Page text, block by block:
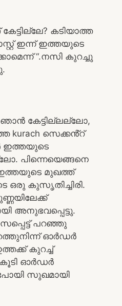
കടിയാത്ത
ഇന്ന് ഇത്തയുടെ
“.നസി കുറച്ചു
കേട്ടില്ലല്ലോ,
kurach സെക്കൻ്റ്
ഇത്തയുടെ
പിന്നെയെങ്ങനെ
ഇത്തയുടെ മുഖത്ത്
ഒരു കുസൃതിച്ചിരി.
അനുഭവപ്പെട്ടു.
പറഞ്ഞു
ഓർഡർ
കുറച്ച്
കൂടി ഓർഡർ
സുഖമായി